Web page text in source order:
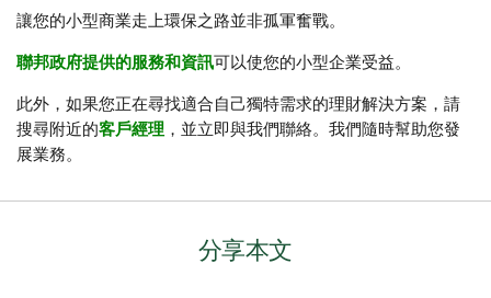
讓您的小型商業走上環保之路並非孤軍奮戰。
聯邦政府提供的服務和資訊可以使您的小型企業受益。
此外，如果您正在尋找適合自己獨特需求的理財解決方案，請
搜尋附近的客戶經理 ，並立即與我們聯絡。我們隨時幫助您發
展業務。
分享本文